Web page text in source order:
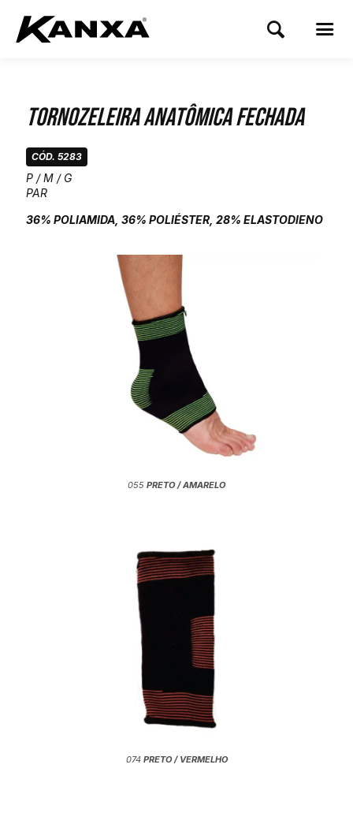
Tornozeleira Anatômica Fechada
CÓD. 5283
P / M / G
PAR
36% POLIAMIDA, 36% POLIÉSTER, 28% ELASTODIENO
055 PRETO / AMARELO
074 PRETO / VERMELHO